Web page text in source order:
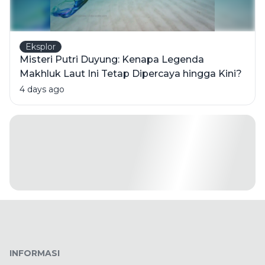
Eksplor
Misteri Putri Duyung: Kenapa Legenda
Makhluk Laut Ini Tetap Dipercaya hingga Kini?
4 days ago
INFORMASI